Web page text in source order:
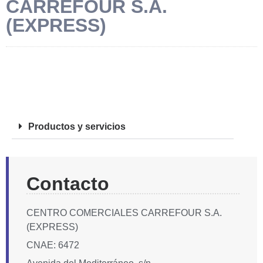
CARREFOUR S.A.
(EXPRESS)
Productos y servicios
Contacto
CENTRO COMERCIALES CARREFOUR S.A.
(EXPRESS)
CNAE: 6472